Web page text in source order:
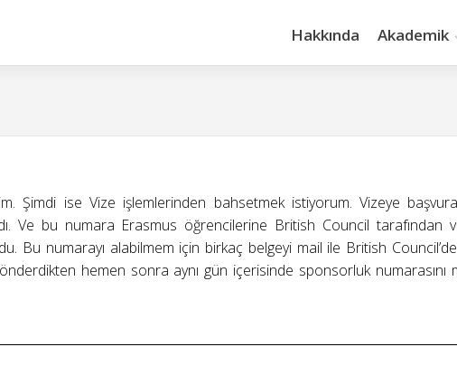
Hakkında Akademik
Şimdi ise Vize işlemlerinden bahsetmek istiyorum. Vizeye
Ve bu numara Erasmus öğrencilerine British Council tarafından
Bu numarayı alabilmem için birkaç belgeyi mail ile British
hemen sonra aynı gün içerisinde sponsorluk numarasını